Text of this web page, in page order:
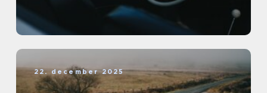
22. december 2025